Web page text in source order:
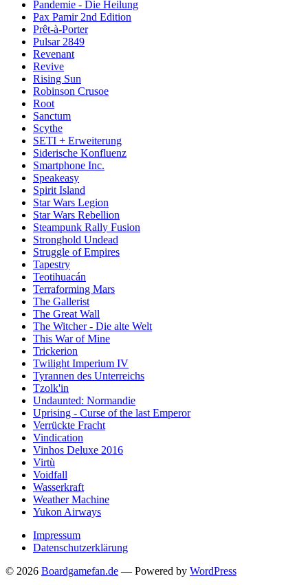
Pandemie - Die Heilung
Pax Pamir 2nd Edition
Prêt-à-Porter
Pulsar 2849
Revenant
Revive
Rising Sun
Robinson Crusoe
Root
Sanctum
Scythe
SETI + Erweiterung
Siderische Konfluenz
Smartphone Inc.
Speakeasy
Spirit Island
Star Wars Legion
Star Wars Rebellion
Steampunk Rally Fusion
Stronghold Undead
Struggle of Empires
Tapestry
Teotihuacán
Terraforming Mars
The Gallerist
The Great Wall
The Witcher - Die alte Welt
This War of Mine
Trickerion
Twilight Imperium IV
Tyrannen des Unterreichs
Tzolk'in
Undaunted: Normandie
Uprising - Curse of the last Emperor
Verrückte Fracht
Vindication
Vinhos Deluxe 2016
Virtù
Voidfall
Wasserkraft
Weather Machine
Yukon Airways
Impressum
Datenschutzerklärung
© 2026 Boardgamefan.de — Powered by WordPress